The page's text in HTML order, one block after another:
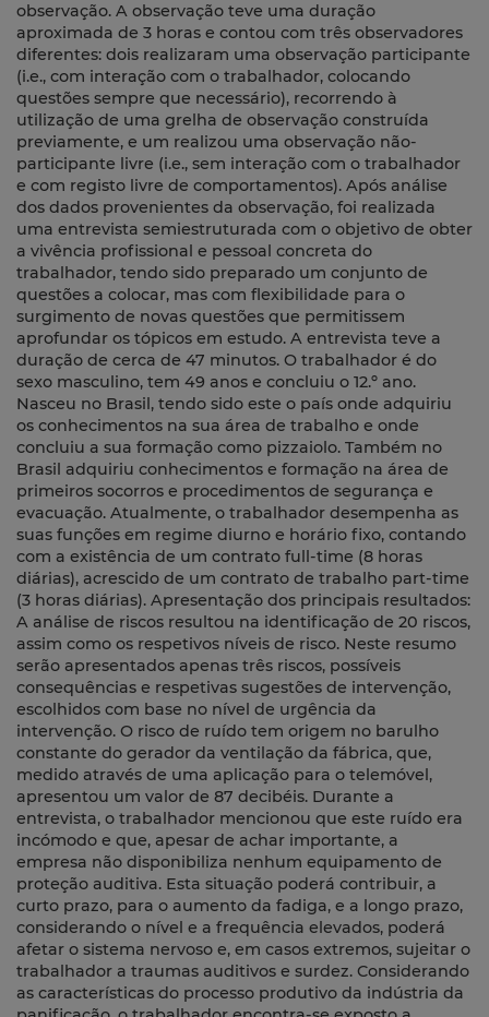
observação. A observação teve uma duração
aproximada de 3 horas e contou com três observadores
diferentes: dois realizaram uma observação participante
(i.e., com interação com o trabalhador, colocando
questões sempre que necessário), recorrendo à
utilização de uma grelha de observação construída
previamente, e um realizou uma observação não-
participante livre (i.e., sem interação com o trabalhador
e com registo livre de comportamentos). Após análise
dos dados provenientes da observação, foi realizada
uma entrevista semiestruturada com o objetivo de obter
a vivência profissional e pessoal concreta do
trabalhador, tendo sido preparado um conjunto de
questões a colocar, mas com flexibilidade para o
surgimento de novas questões que permitissem
aprofundar os tópicos em estudo. A entrevista teve a
duração de cerca de 47 minutos. O trabalhador é do
sexo masculino, tem 49 anos e concluiu o 12.º ano.
Nasceu no Brasil, tendo sido este o país onde adquiriu
os conhecimentos na sua área de trabalho e onde
concluiu a sua formação como pizzaiolo. Também no
Brasil adquiriu conhecimentos e formação na área de
primeiros socorros e procedimentos de segurança e
evacuação. Atualmente, o trabalhador desempenha as
suas funções em regime diurno e horário fixo, contando
com a existência de um contrato full-time (8 horas
diárias), acrescido de um contrato de trabalho part-time
(3 horas diárias). Apresentação dos principais resultados:
A análise de riscos resultou na identificação de 20 riscos,
assim como os respetivos níveis de risco. Neste resumo
serão apresentados apenas três riscos, possíveis
consequências e respetivas sugestões de intervenção,
escolhidos com base no nível de urgência da
intervenção. O risco de ruído tem origem no barulho
constante do gerador da ventilação da fábrica, que,
medido através de uma aplicação para o telemóvel,
apresentou um valor de 87 decibéis. Durante a
entrevista, o trabalhador mencionou que este ruído era
incómodo e que, apesar de achar importante, a
empresa não disponibiliza nenhum equipamento de
proteção auditiva. Esta situação poderá contribuir, a
curto prazo, para o aumento da fadiga, e a longo prazo,
considerando o nível e a frequência elevados, poderá
afetar o sistema nervoso e, em casos extremos, sujeitar o
trabalhador a traumas auditivos e surdez. Considerando
as características do processo produtivo da indústria da